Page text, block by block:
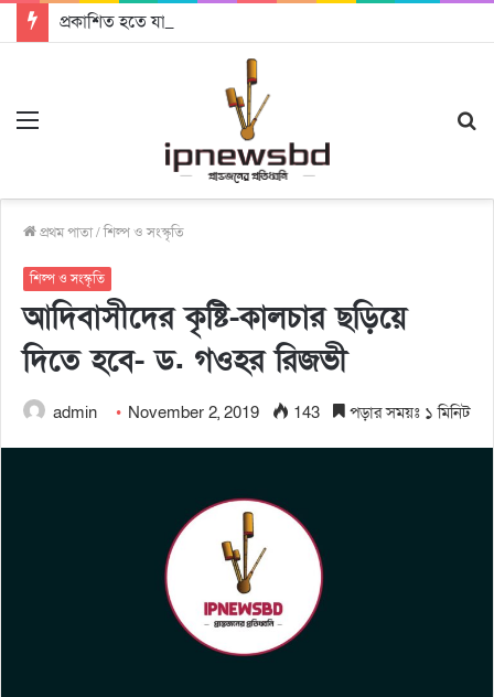
প্রকাশিত হতে যাচ্ছে দি রাবুগার নতুন গান ‘Baljanggi’
প্রথম পাতা/শিল্প ও সংস্কৃতি
শিল্প ও সংস্কৃতি
আদিবাসীদের কৃষ্টি-কালচার ছড়িয়ে
দিতে হবে- ড. গওহর রিজভী
admin November 2, 2019 143 পড়ার সময়ঃ ১ মিনিট